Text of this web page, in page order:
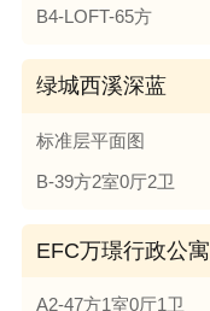
B4-LOFT-65方
绿城西溪深蓝
标准层平面图
B-39方2室0厅2卫
EFC万璟行政公寓
A2-47方1室0厅1卫